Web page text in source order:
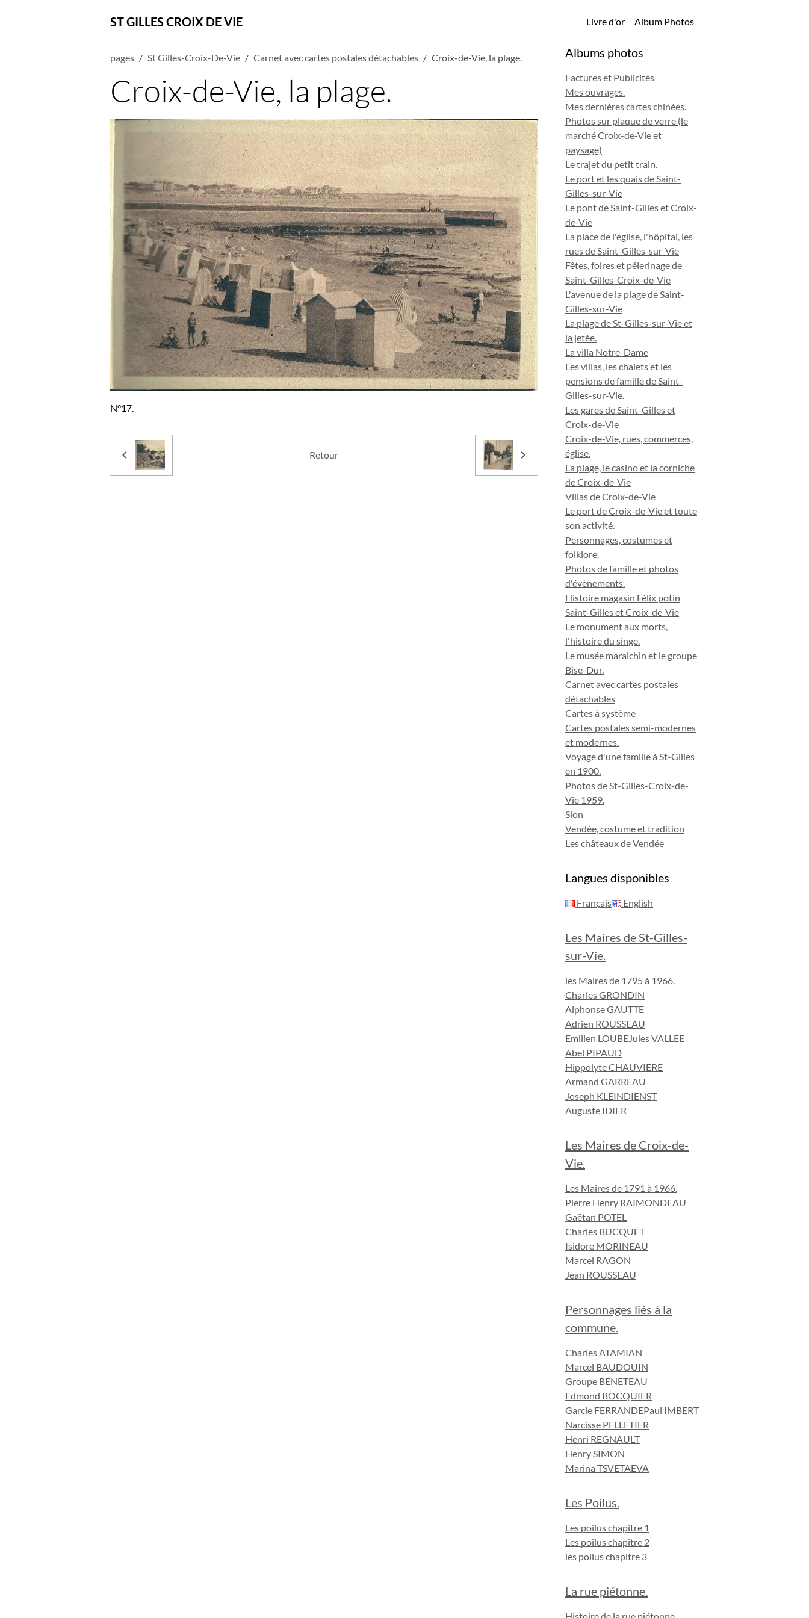
ST GILLES CROIX DE VIE Livre d'or Album Photos
pages St Gilles-Croix-De-Vie Carnet avec cartes postales détachables Croix-de-Vie, la plage.
Croix-de-Vie, la plage.
N°17.
Retour
Albums photos
Factures et Publicités
Mes ouvrages.
Mes dernières cartes chinées.
Photos sur plaque de verre (le
marché Croix-de-Vie et
paysage)
Le trajet du petit train.
Le port et les quais de Saint-
Gilles-sur-Vie
Le pont de Saint-Gilles et Croix-
de-Vie
La place de l'église, l'hôpital, les
rues de Saint-Gilles-sur-Vie
Fêtes, foires et pélerinage de
Saint-Gilles-Croix-de-Vie
L'avenue de la plage de Saint-
Gilles-sur-Vie
La plage de St-Gilles-sur-Vie et
la jetée.
La villa Notre-Dame
Les villas, les chalets et les
pensions de famille de Saint-
Gilles-sur-Vie.
Les gares de Saint-Gilles et
Croix-de-Vie
Croix-de-Vie, rues, commerces,
église.
La plage, le casino et la corniche
de Croix-de-Vie
Villas de Croix-de-Vie
Le port de Croix-de-Vie et toute
son activité.
Personnages, costumes et
folklore.
Photos de famille et photos
d'évènements.
Histoire magasin Félix potin
Saint-Gilles et Croix-de-Vie
Le monument aux morts,
l'histoire du singe.
Le musée maraichin et le groupe
Bise-Dur.
Carnet avec cartes postales
détachables
Cartes à système
Cartes postales semi-modernes
et modernes.
Voyage d'une famille à St-Gilles
en 1900.
Photos de St-Gilles-Croix-de-
Vie 1959.
Sion
Vendée, costume et tradition
Les châteaux de Vendée
Langues disponibles
Français English
Les Maires de St-Gilles-
sur-Vie.
les Maires de 1795 à 1966.
Charles GRONDIN
Alphonse GAUTTE
Adrien ROUSSEAU
Emilien LOUBEJules VALLEE
Abel PIPAUD
Hippolyte CHAUVIERE
Armand GARREAU
Joseph KLEINDIENST
Auguste IDIER
Les Maires de Croix-de-
Vie.
Les Maires de 1791 à 1966.
Pierre Henry RAIMONDEAU
Gaëtan POTEL
Charles BUCQUET
Isidore MORINEAU
Marcel RAGON
Jean ROUSSEAU
Personnages liés à la
commune.
Charles ATAMIAN
Marcel BAUDOUIN
Groupe BENETEAU
Edmond BOCQUIER
Garcie FERRANDEPaul IMBERT
Narcisse PELLETIER
Henri REGNAULT
Henry SIMON
Marina TSVETAEVA
Les Poilus.
Les poilus chapitre 1
Les poilus chapitre 2
les poilus chapitre 3
La rue piétonne.